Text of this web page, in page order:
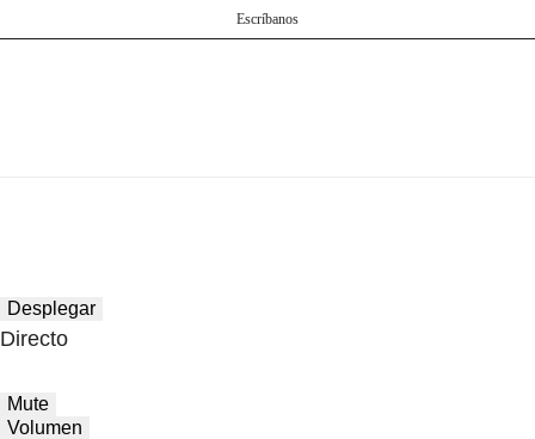
Escríbanos
Desplegar
Directo
Mute
Volumen